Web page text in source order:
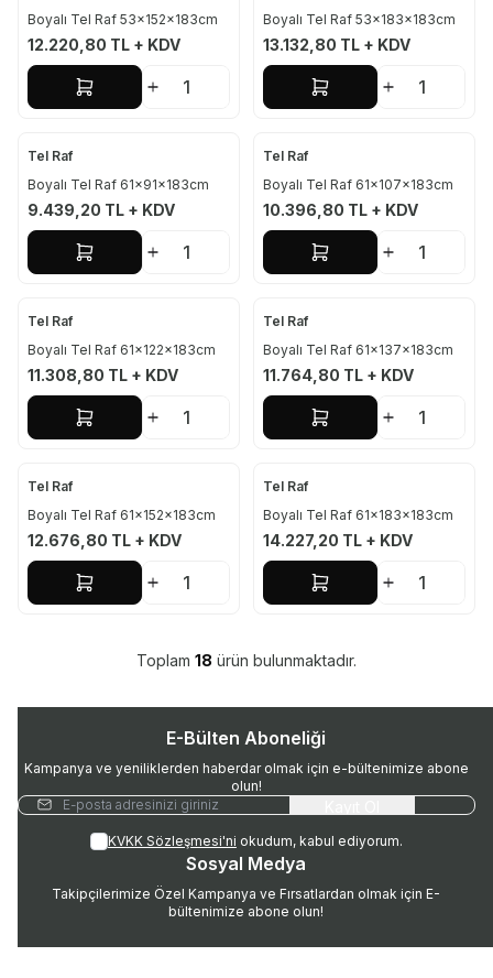
Boyalı Tel Raf 53x152x183cm
12.220,80 TL + KDV
Sepete Ekle
Boyalı Tel Raf 53x183x183cm
13.132,80 TL + KDV
Sepete Ekle
Tel Raf
Boyalı Tel Raf 61x91x183cm
9.439,20 TL + KDV
Sepete Ekle
Tel Raf
Boyalı Tel Raf 61x107x183cm
10.396,80 TL + KDV
Sepete Ekle
Tel Raf
Boyalı Tel Raf 61x122x183cm
11.308,80 TL + KDV
Sepete Ekle
Tel Raf
Boyalı Tel Raf 61x137x183cm
11.764,80 TL + KDV
Sepete Ekle
Tel Raf
Boyalı Tel Raf 61x152x183cm
12.676,80 TL + KDV
Sepete Ekle
Tel Raf
Boyalı Tel Raf 61x183x183cm
14.227,20 TL + KDV
Sepete Ekle
Toplam 18 ürün bulunmaktadır.
E-Bülten Aboneliği
Kampanya ve yeniliklerden haberdar olmak için e-bültenimize abone
olun!
KVKK Sözleşmesi'ni okudum, kabul ediyorum.
Sosyal Medya
Takipçilerimize Özel Kampanya ve Fırsatlardan olmak için E-
bültenimize abone olun!